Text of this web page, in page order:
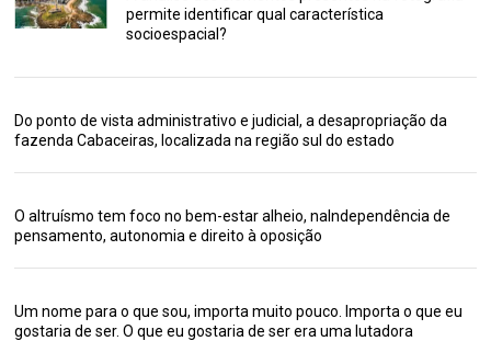
permite identificar qual característica
socioespacial?
Do ponto de vista administrativo e judicial, a desapropriação da
fazenda Cabaceiras, localizada na região sul do estado
O altruísmo tem foco no bem-estar alheio, naIndependência de
pensamento, autonomia e direito à oposição
Um nome para o que sou, importa muito pouco. Importa o que eu
gostaria de ser. O que eu gostaria de ser era uma lutadora